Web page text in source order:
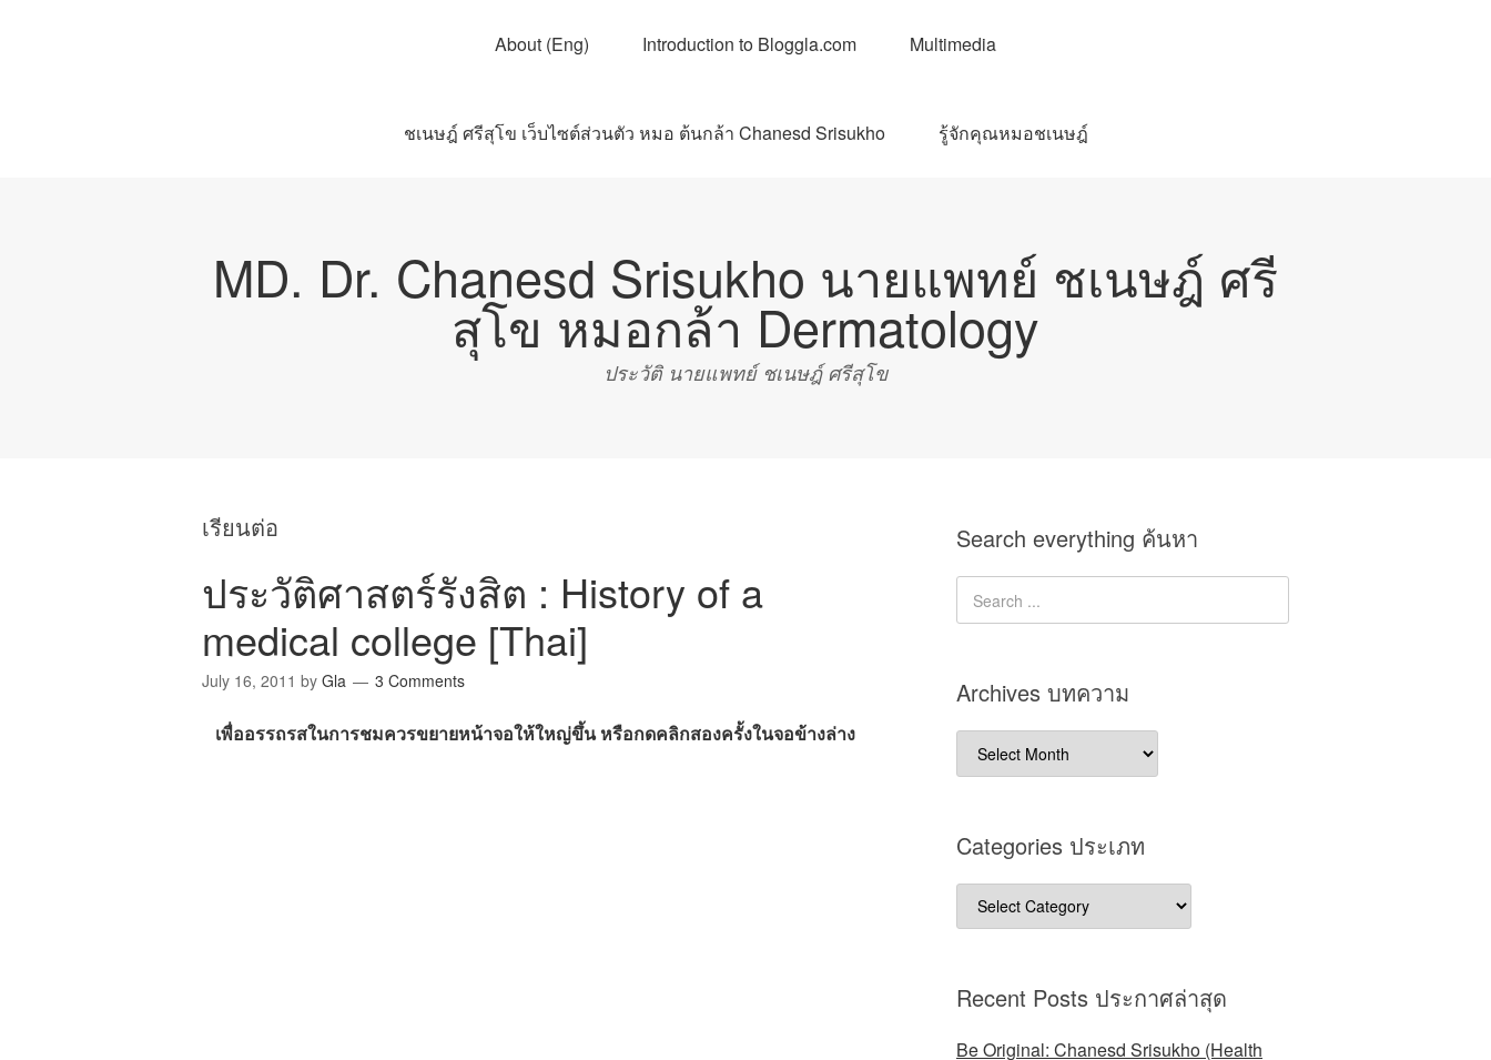
About (Eng) Introduction to Bloggla.com Multimedia
ชเนษฎ์ ศรีสุโข เว็บไซต์ส่วนตัว หมอ ต้นกล้า Chanesd Srisukho รู้จักคุณหมอชเนษฎ์
MD. Dr. Chanesd Srisukho นายแพทย์ ชเนษฎ์ ศรี
สุโข หมอกล้า Dermatology
ประวัติ นายแพทย์ ชเนษฎ์ ศรีสุโข
เรียนต่อ
ประวัติศาสตร์รังสิต : History of a
medical college [Thai]
July 16, 2011 by Gla 3 Comments
เพื่ออรรถรสในการชมควรขยายหน้าจอให้ใหญ่ขึ้น หรือกดคลิกสองครั้งในจอข้างล่าง
Search everything ค้นหา
Archives บทความ
Archives
บทความ
Categories ประเภท
Categories
ประเภท
Recent Posts ประกาศล่าสุด
Be Original: Chanesd Srisukho (Health